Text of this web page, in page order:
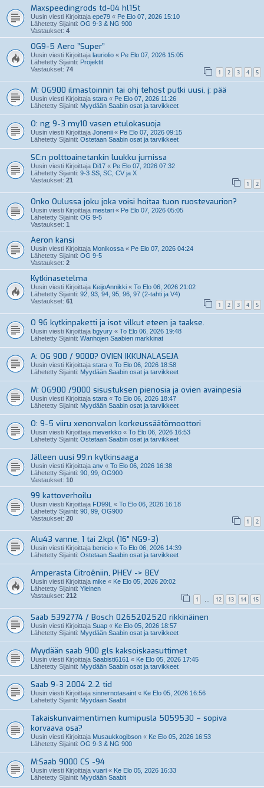
Maxspeedingrods td-04 hl15t
Uusin viesti Kirjoittaja epe79 « Pe Elo 07, 2026 15:10
Lähetetty Sijainti: OG 9-3 & NG 900
Vastaukset: 4
OG9-5 Aero ”Super”
Uusin viesti Kirjoittaja lauriolio « Pe Elo 07, 2026 15:05
Lähetetty Sijainti: Projektit
Vastaukset: 74 1 2 3 4 5
M: OG900 ilmastoinnin tai ohj tehost putki uusi, j: pää
Uusin viesti Kirjoittaja stara « Pe Elo 07, 2026 11:26
Lähetetty Sijainti: Myydään Saabin osat ja tarvikkeet
O: ng 9-3 my10 vasen etulokasuoja
Uusin viesti Kirjoittaja Jonenii « Pe Elo 07, 2026 09:15
Lähetetty Sijainti: Ostetaan Saabin osat ja tarvikkeet
SC:n polttoainetankin luukku jumissa
Uusin viesti Kirjoittaja Di17 « Pe Elo 07, 2026 07:32
Lähetetty Sijainti: 9-3 SS, SC, CV ja X
Vastaukset: 21 1 2
Onko Oulussa joku joka voisi hoitaa tuon ruostevaurion?
Uusin viesti Kirjoittaja mestari « Pe Elo 07, 2026 05:05
Lähetetty Sijainti: OG 9-5
Vastaukset: 1
Aeron kansi
Uusin viesti Kirjoittaja Monikossa « Pe Elo 07, 2026 04:24
Lähetetty Sijainti: OG 9-5
Vastaukset: 2
Kytkinasetelma
Uusin viesti Kirjoittaja KeijoAnnikki « To Elo 06, 2026 21:02
Lähetetty Sijainti: 92, 93, 94, 95, 96, 97 (2-tahti ja V4)
Vastaukset: 61 1 2 3 4 5
O 96 kytkinpaketti ja isot vilkut eteen ja taakse.
Uusin viesti Kirjoittaja bgyury « To Elo 06, 2026 19:48
Lähetetty Sijainti: Wanhojen Saabien markkinat
A: OG 900 / 9000? OVIEN IKKUNALASEJA
Uusin viesti Kirjoittaja stara « To Elo 06, 2026 18:58
Lähetetty Sijainti: Myydään Saabin osat ja tarvikkeet
M: OG900 /9000 sisustuksen pienosia ja ovien avainpesiä
Uusin viesti Kirjoittaja stara « To Elo 06, 2026 18:47
Lähetetty Sijainti: Myydään Saabin osat ja tarvikkeet
O: 9-5 viiru xenonvalon korkeussäätömoottori
Uusin viesti Kirjoittaja meverkko « To Elo 06, 2026 16:53
Lähetetty Sijainti: Ostetaan Saabin osat ja tarvikkeet
Jälleen uusi 99:n kytkinsaaga
Uusin viesti Kirjoittaja anv « To Elo 06, 2026 16:38
Lähetetty Sijainti: 90, 99, OG900
Vastaukset: 10
99 kattoverhoilu
Uusin viesti Kirjoittaja FD99L « To Elo 06, 2026 16:18
Lähetetty Sijainti: 90, 99, OG900
Vastaukset: 20 1 2
Alu43 vanne, 1 tai 2kpl (16" NG9-3)
Uusin viesti Kirjoittaja benicio « To Elo 06, 2026 14:39
Lähetetty Sijainti: Ostetaan Saabin osat ja tarvikkeet
Amperasta Citroêniin, PHEV -> BEV
Uusin viesti Kirjoittaja mike « Ke Elo 05, 2026 20:02
Lähetetty Sijainti: Yleinen
Vastaukset: 212 1 … 12 13 14 15
Saab 5392774 / Bosch 0265202520 rikkinäinen
Uusin viesti Kirjoittaja Suap « Ke Elo 05, 2026 18:57
Lähetetty Sijainti: Myydään Saabin osat ja tarvikkeet
Myydään saab 900 gls kaksoiskaasuttimet
Uusin viesti Kirjoittaja Saabisti6161 « Ke Elo 05, 2026 17:45
Lähetetty Sijainti: Myydään Saabin osat ja tarvikkeet
Saab 9-3 2004 2.2 tid
Uusin viesti Kirjoittaja sinnernotasaint « Ke Elo 05, 2026 16:56
Lähetetty Sijainti: Myydään Saabit
Takaiskunvaimentimen kumipusla 5059530 – sopiva
korvaava osa?
Uusin viesti Kirjoittaja Musaukkogibson « Ke Elo 05, 2026 16:53
Lähetetty Sijainti: OG 9-3 & NG 900
M:Saab 9000 CS -94
Uusin viesti Kirjoittaja vuari « Ke Elo 05, 2026 16:33
Lähetetty Sijainti: Myydään Saabit